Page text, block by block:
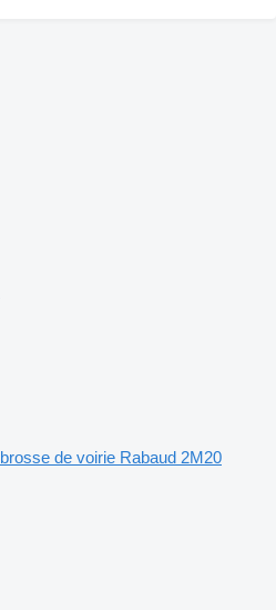
brosse de voirie Rabaud 2M20